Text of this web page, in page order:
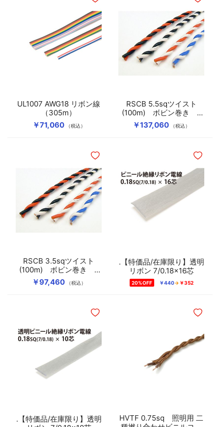
￥71,060 （税込）
UL1007 AWG18 リボン線
（305m）
ほしいものリストに追加
￥137,060 （税込）
RSCB 5.5sqツイスト
(100m) ボビン巻き Z
撚り(左撚り)
ほしい
￥97,460 （税込）
RSCB 3.5sqツイスト
(100m) ボビン巻き Z
撚り(左撚り)
ほしいものリストに追加
20%OFF ￥440 ￥352
.【特価品/在庫限り】透明
リボン 7/0.18×16芯
ほしい
.【特価品/在庫限り】透明
ほしいものリストに追加
HVTF 0.75sq 照明用 二
ほしい